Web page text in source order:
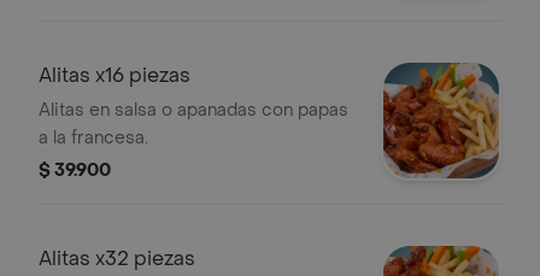
Alitas x16 piezas
Alitas en salsa o apanadas con papas
a la francesa.
$ 39.900
Alitas x32 piezas